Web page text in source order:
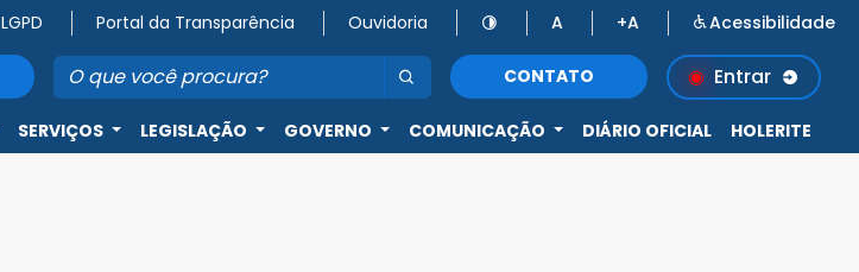
LGPD Portal da Transparência Ouvidoria A +A Acessibilidade
CONTATO Entrar
SERVIÇOS LEGISLAÇÃO GOVERNO COMUNICAÇÃO DIÁRIO OFICIAL HOLERITE